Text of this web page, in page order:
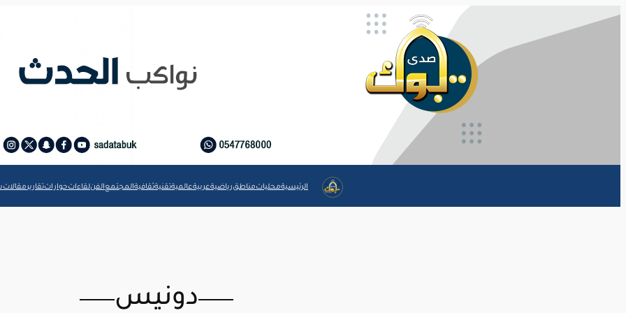
تخطى
الرئيسيةمحلياتمناطقرياضيةعربيةعالميةتقنيةثقافيةالمجتمعالفنلقاءاتحواراتتقاريرمقالات
دونيس